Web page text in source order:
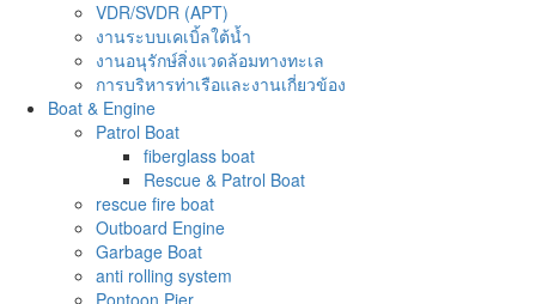
VDR/SVDR (APT)
งานระบบเคเบิ้ลใต้น้ำ
งานอนุรักษ์สิ่งแวดล้อมทางทะเล
การบริหารท่าเรือและงานเกี่ยวข้อง
Boat & Engine
Patrol Boat
fiberglass boat
Rescue & Patrol Boat
rescue fire boat
Outboard Engine
Garbage Boat
anti rolling system